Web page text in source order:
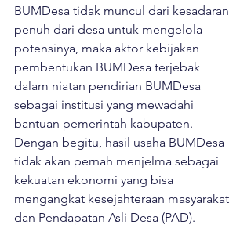
BUMDesa tidak muncul dari kesadaran
penuh dari desa untuk mengelola
potensinya, maka aktor kebijakan
pembentukan BUMDesa terjebak
dalam niatan pendirian BUMDesa
sebagai institusi yang mewadahi
bantuan pemerintah kabupaten.
Dengan begitu, hasil usaha BUMDesa
tidak akan pernah menjelma sebagai
kekuatan ekonomi yang bisa
mengangkat kesejahteraan masyarakat
dan Pendapatan Asli Desa (PAD).